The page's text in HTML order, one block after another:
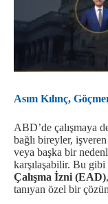
Asım Kılınç,
ABD’de çalışmaya
bağlı bireyler,
veya başka bir
karşılaşabilir. Bu
Çalışma İzni (EAD)
tanıyan özel bir